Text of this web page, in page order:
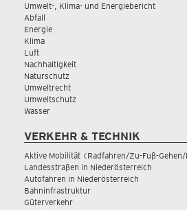
Umwelt-, Klima- und Energiebericht
Abfall
Energie
Klima
Luft
Nachhaltigkeit
Naturschutz
Umweltrecht
Umweltschutz
Wasser
VERKEHR & TECHNIK
Aktive Mobilität (Radfahren/Zu-Fuß-
Landesstraßen in Niederösterreich
Autofahren in Niederösterreich
Bahninfrastruktur
Güterverkehr